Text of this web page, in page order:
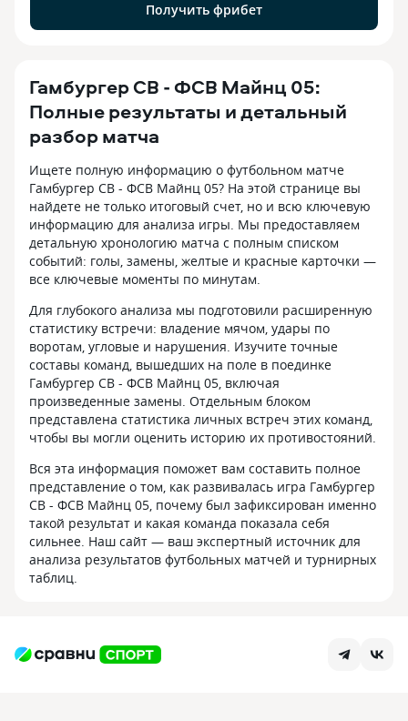
Получить фрибет
Гамбургер СВ - ФСВ Майнц 05:
Полные результаты и детальный
разбор матча
Ищете полную информацию о футбольном матче
Гамбургер СВ - ФСВ Майнц 05? На этой странице вы
найдете не только итоговый счет, но и всю ключевую
информацию для анализа игры. Мы предоставляем
детальную хронологию матча с полным списком
событий: голы, замены, желтые и красные карточки —
все ключевые моменты по минутам.
Для глубокого анализа мы подготовили расширенную
статистику встречи: владение мячом, удары по
воротам, угловые и нарушения. Изучите точные
составы команд, вышедших на поле в поединке
Гамбургер СВ - ФСВ Майнц 05, включая
произведенные замены. Отдельным блоком
представлена статистика личных встреч этих команд,
чтобы вы могли оценить историю их противостояний.
Вся эта информация поможет вам составить полное
представление о том, как развивалась игра Гамбургер
СВ - ФСВ Майнц 05, почему был зафиксирован именно
такой результат и какая команда показала себя
сильнее. Наш сайт — ваш экспертный источник для
анализа результатов футбольных матчей и турнирных
таблиц.